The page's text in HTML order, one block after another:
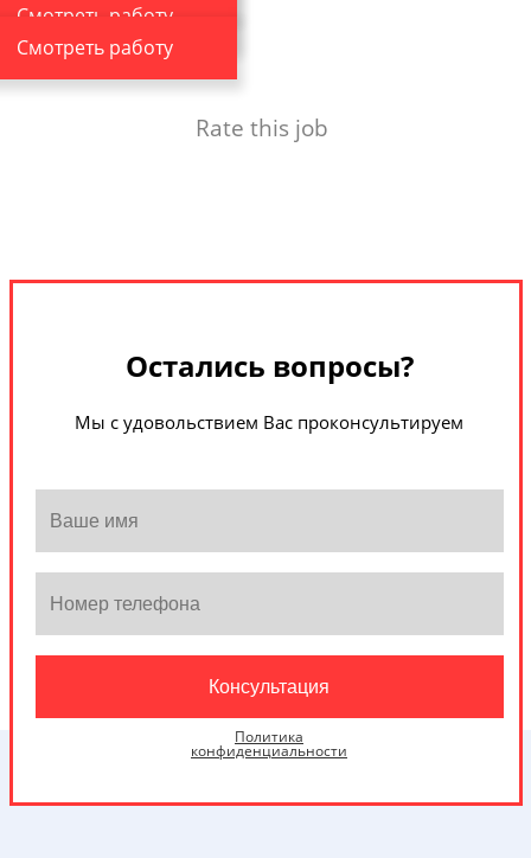
Смотреть работу
Смотреть работу
Rate this job
Остались вопросы?
Мы с удовольствием Вас проконсультируем
Политика
конфиденциальности